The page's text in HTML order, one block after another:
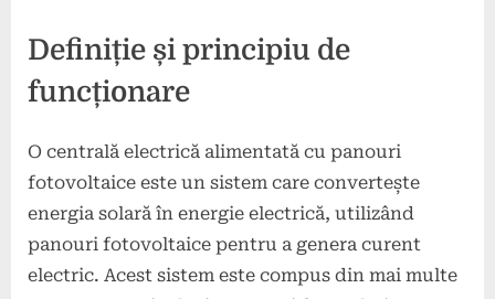
Definiție și principiu de
funcționare
O centrală electrică alimentată cu panouri
fotovoltaice este un sistem care convertește
energia solară în energie electrică, utilizând
panouri fotovoltaice pentru a genera curent
electric. Acest sistem este compus din mai multe